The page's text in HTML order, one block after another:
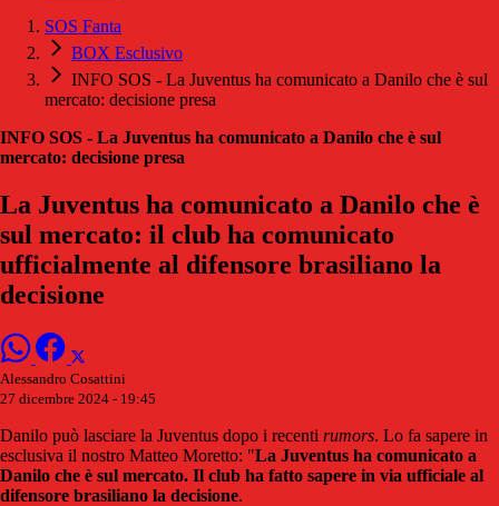
SOS Fanta
BOX Esclusivo
INFO SOS - La Juventus ha comunicato a Danilo che è sul
mercato: decisione presa
INFO SOS - La Juventus ha comunicato a Danilo che è sul
mercato: decisione presa
La Juventus ha comunicato a Danilo che è
sul mercato: il club ha comunicato
ufficialmente al difensore brasiliano la
decisione
Alessandro Cosattini
27 dicembre 2024 - 19:45
Danilo può lasciare la Juventus dopo i recenti rumors. Lo fa sapere in
esclusiva il nostro Matteo Moretto: "La Juventus ha comunicato a
Danilo che è sul mercato. Il club ha fatto sapere in via ufficiale al
difensore brasiliano la decisione.